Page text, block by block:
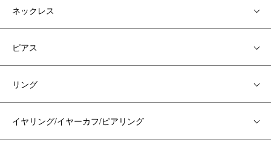
ネックレス
ピアス
リング
イヤリング/イヤーカフ/ピアリング